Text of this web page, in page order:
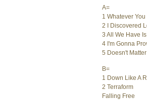
A=
1 Whatever
2 I Discovered
3 All We Have
4 I'm Gonna
5 Doesn't
B=
1 Down Like A
2 Terraform
Falling Free